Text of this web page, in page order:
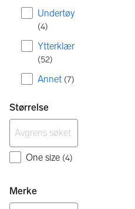
Undertøy
(4)
Ytterklær
(52)
Annet (7)
Størrelse
One size (4)
Merke